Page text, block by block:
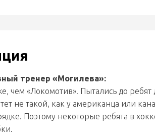
тренер «Могилева»:
чем «Локомотив». Пытались до ребят
не такой, как у американца или
Поэтому некоторые ребята в